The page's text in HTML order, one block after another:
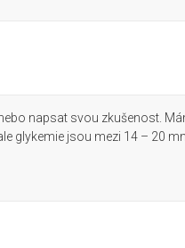
napsat svou zkušenost.
glykemie jsou mezi 14 – 20